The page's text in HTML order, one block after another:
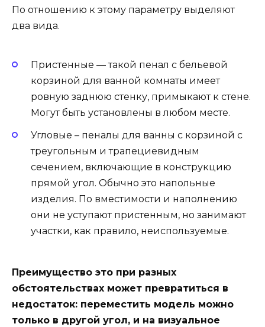
По отношению к этому параметру выделяют
два вида.
Пристенные — такой пенал с бельевой
корзиной для ванной комнаты имеет
ровную заднюю стенку, примыкают к стене.
Могут быть установлены в любом месте.
Угловые – пеналы для ванны с корзиной с
треугольным и трапециевидным
сечением, включающие в конструкцию
прямой угол. Обычно это напольные
изделия. По вместимости и наполнению
они не уступают пристенным, но занимают
участки, как правило, неиспользуемые.
Преимущество это при разных
обстоятельствах может превратиться в
недостаток: переместить модель можно
только в другой угол, и на визуальное